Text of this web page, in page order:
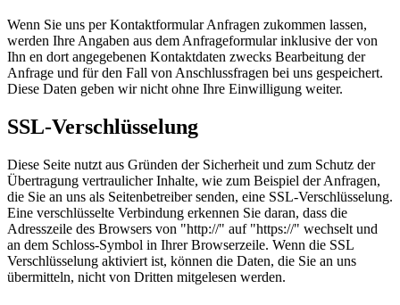
Wenn Sie uns per Kontaktformular Anfragen zukommen lassen,
werden Ihre Angaben aus dem Anfrageformular inklusive der von
Ihn en dort angegebenen Kontaktdaten zwecks Bearbeitung der
Anfrage und für den Fall von Anschlussfragen bei uns gespeichert.
Diese Daten geben wir nicht ohne Ihre Einwilligung weiter.
SSL-Verschlüsselung
Diese Seite nutzt aus Gründen der Sicherheit und zum Schutz der
Übertragung vertraulicher Inhalte, wie zum Beispiel der Anfragen,
die Sie an uns als Seitenbetreiber senden, eine SSL-Verschlüsselung.
Eine verschlüsselte Verbindung erkennen Sie daran, dass die
Adresszeile des Browsers von "http://" auf "https://" wechselt und
an dem Schloss-Symbol in Ihrer Browserzeile. Wenn die SSL
Verschlüsselung aktiviert ist, können die Daten, die Sie an uns
übermitteln, nicht von Dritten mitgelesen werden.